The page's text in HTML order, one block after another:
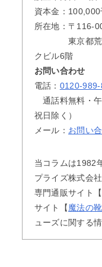
資本金：100,000
所在地：〒116-
東京都荒川
クビル6階
お問い合わせ
電話： 0120-989-
通話料無料・午
祝日除く）
メール： お問い
当コラムは1982
プライズ株式会
専門通販サイト【
サイト【魔法の
ューズに関する